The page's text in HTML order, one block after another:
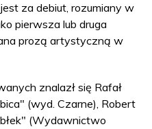
za debiut, rozumiany w
pierwsza lub druga
prozą artystyczną w
znalazł się Rafał
(wyd. Czarne), Robert
(Wydawnictwo